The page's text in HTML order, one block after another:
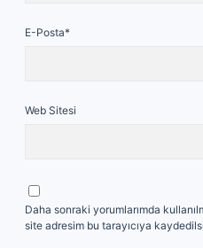
E-Posta*
Web Sitesi
Daha sonraki yorumlarımda
site adresim bu tarayıcıya